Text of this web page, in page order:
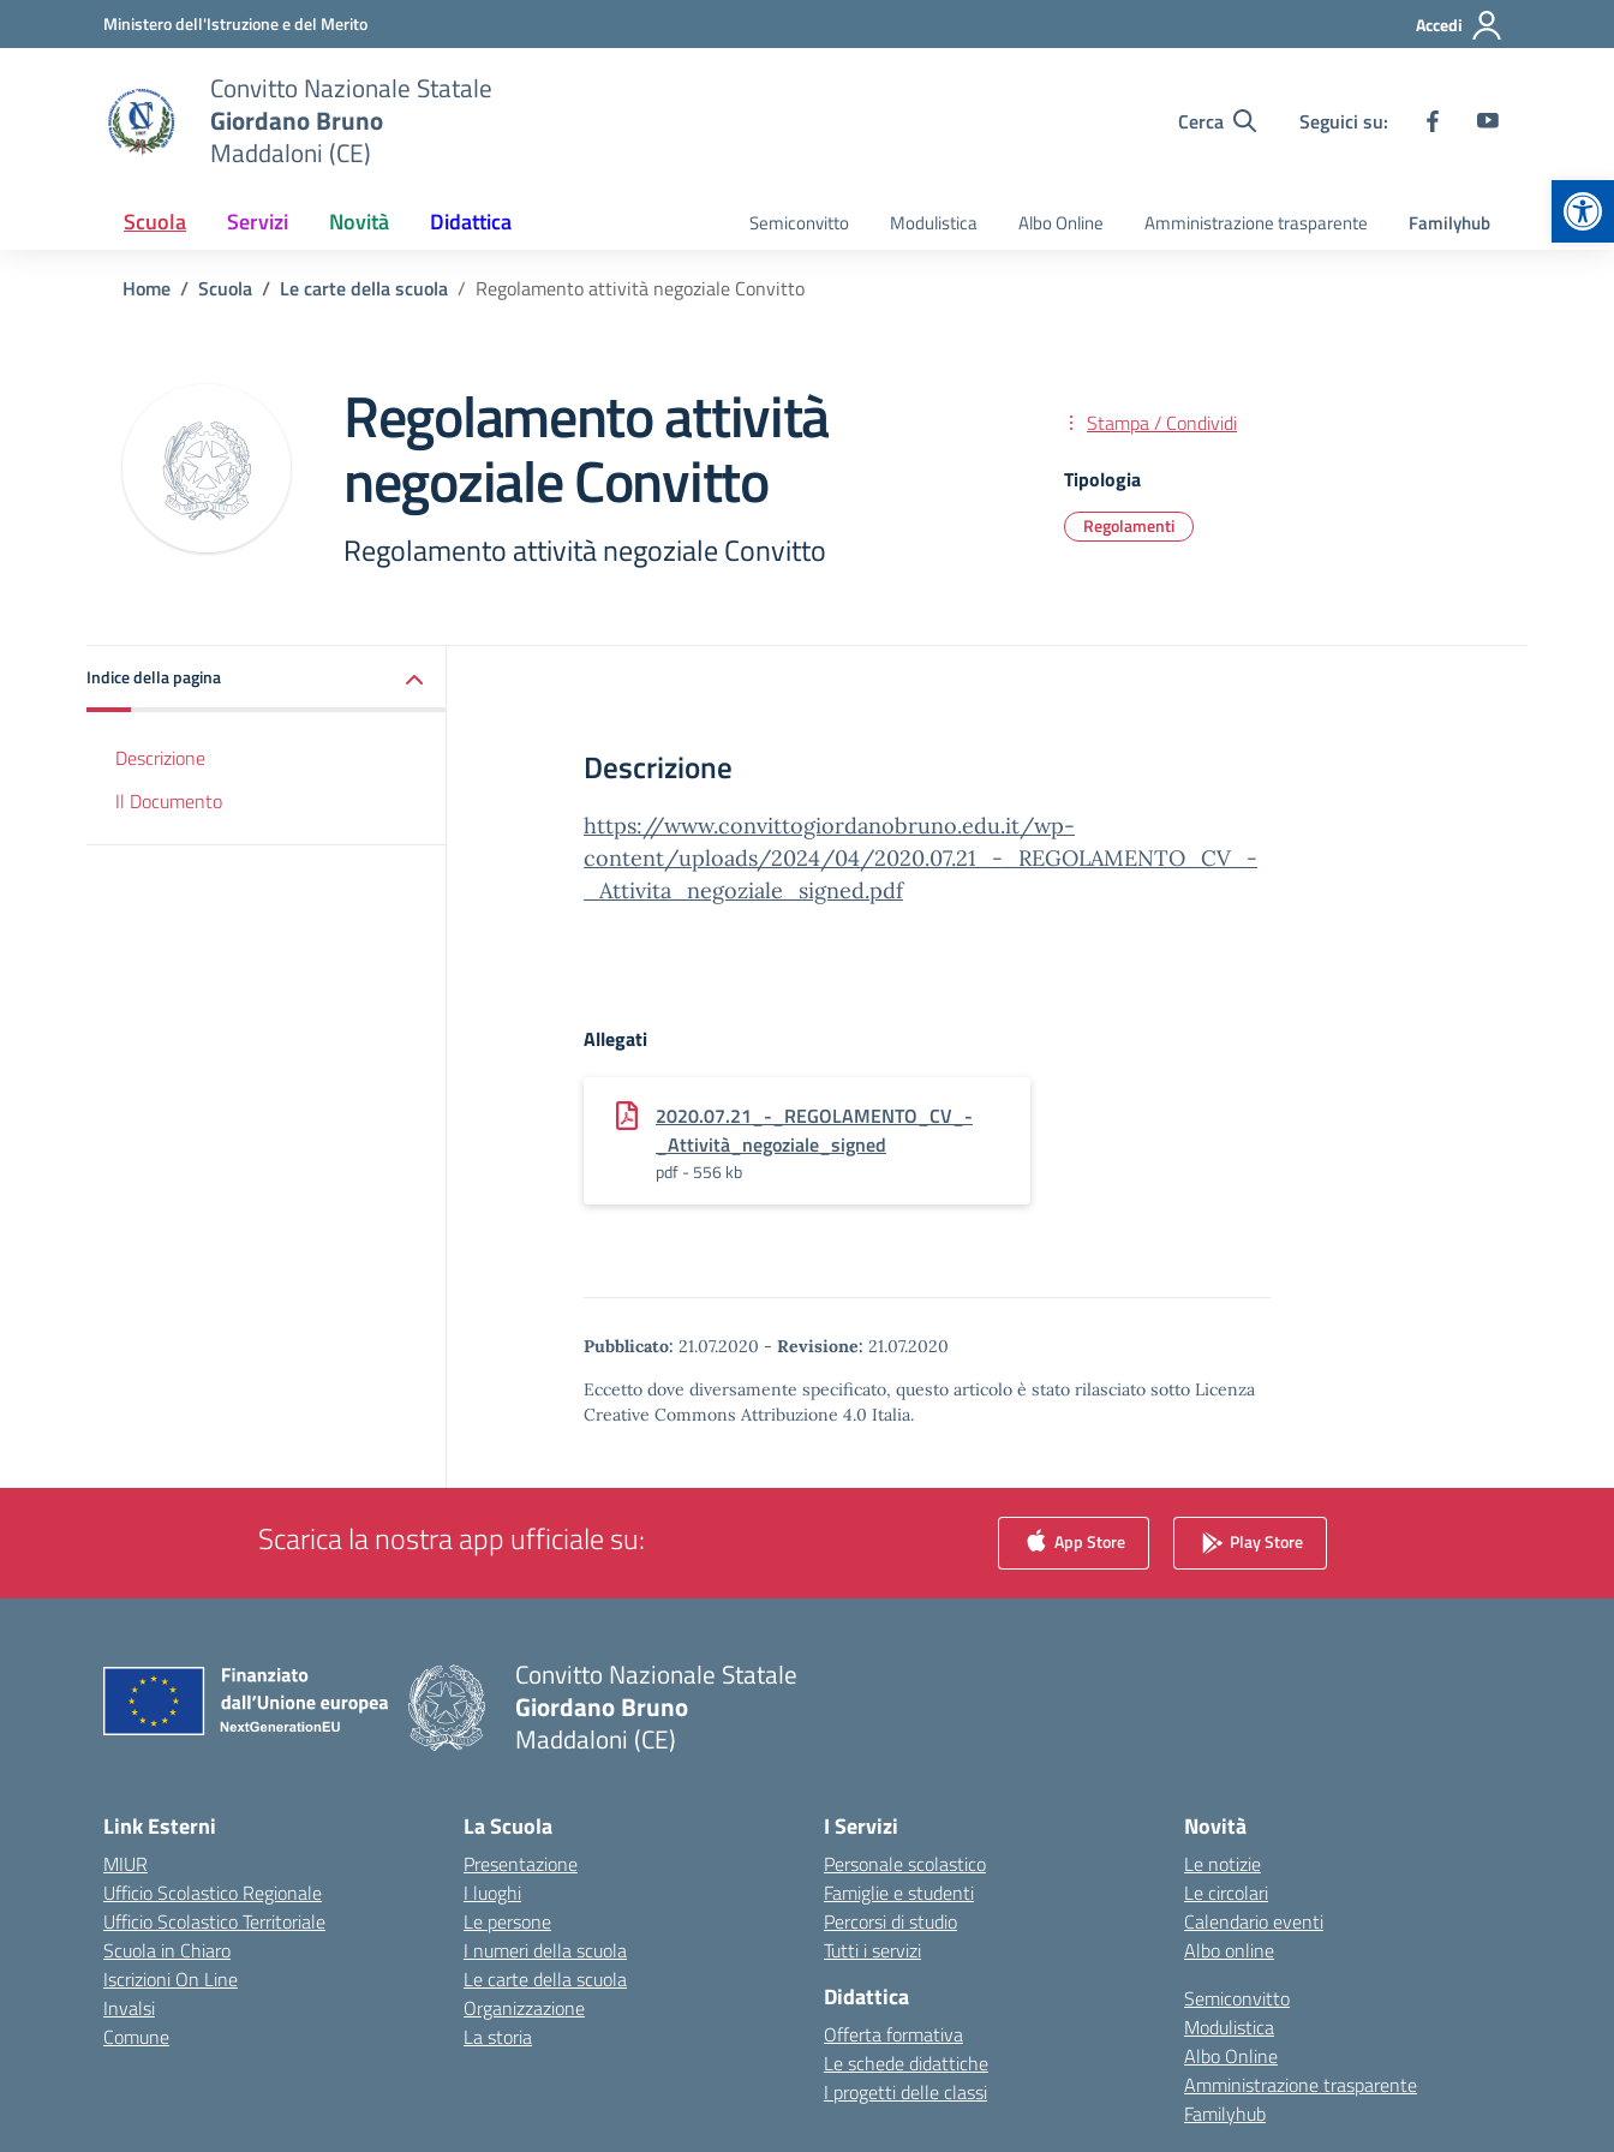
Vai ai contenuti
Vai al menu di navigazioneMinistero dell'Istruzione e del Merito Accedi
Convitto Nazionale Statale
Giordano Bruno
Maddaloni (CE)
Cerca Seguici su:
Scuola Servizi Novità Didattica Semiconvitto Modulistica Albo Online Amministrazione trasparente Familyhub
Home Scuola Le carte della scuola Regolamento attività negoziale Convitto
Regolamento attività
negoziale Convitto
Regolamento attività negoziale Convitto
Stampa / Condividi
Tipologia
Regolamenti
Indice della pagina
Descrizione
Il Documento
Descrizione
https://www.convittogiordanobruno.edu.it/wp-
content/uploads/2024/04/2020.07.21_-_REGOLAMENTO_CV_-
_Attivita_negoziale_signed.pdf
Allegati
2020.07.21_-_REGOLAMENTO_CV_-
_Attività_negoziale_signed
pdf - 556 kb
Pubblicato: 21.07.2020 - Revisione: 21.07.2020
Eccetto dove diversamente specificato, questo articolo è stato rilasciato sotto Licenza
Creative Commons Attribuzione 4.0 Italia.
Scarica la nostra app ufficiale su: App Store Play Store
Convitto Nazionale Statale
Giordano Bruno
Maddaloni (CE)
Link Esterni
MIUR
Ufficio Scolastico Regionale
Ufficio Scolastico Territoriale
Scuola in Chiaro
Iscrizioni On Line
Invalsi
Comune
La Scuola
Presentazione
I luoghi
Le persone
I numeri della scuola
Le carte della scuola
Organizzazione
La storia
I Servizi
Personale scolastico
Famiglie e studenti
Percorsi di studio
Tutti i servizi
Didattica
Offerta formativa
Le schede didattiche
I progetti delle classi
Novità
Le notizie
Le circolari
Calendario eventi
Albo online
Semiconvitto
Modulistica
Albo Online
Amministrazione trasparente
Familyhub